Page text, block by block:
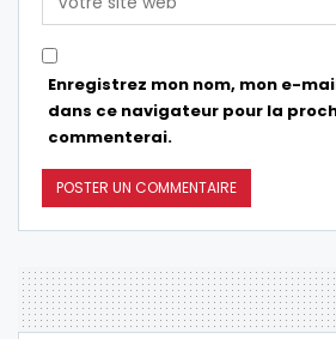
Enregistrez mon nom, mon e-
dans ce navigateur pour la
commenterai.